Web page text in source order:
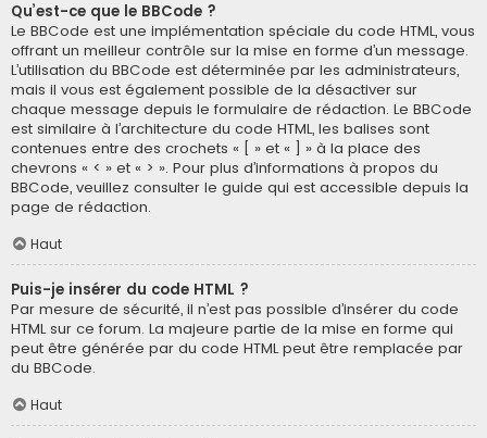
Qu’est-ce que le BBCode ?
Le BBCode est une implémentation spéciale du code HTML, vous
offrant un meilleur contrôle sur la mise en forme d’un message.
L’utilisation du BBCode est déterminée par les administrateurs,
mais il vous est également possible de la désactiver sur
chaque message depuis le formulaire de rédaction. Le BBCode
est similaire à l’architecture du code HTML, les balises sont
contenues entre des crochets « [ » et « ] » à la place des
chevrons « < » et « > ». Pour plus d’informations à propos du
BBCode, veuillez consulter le guide qui est accessible depuis la
page de rédaction.
Haut
Puis-je insérer du code HTML ?
Par mesure de sécurité, il n’est pas possible d’insérer du code
HTML sur ce forum. La majeure partie de la mise en forme qui
peut être générée par du code HTML peut être remplacée par
du BBCode.
Haut